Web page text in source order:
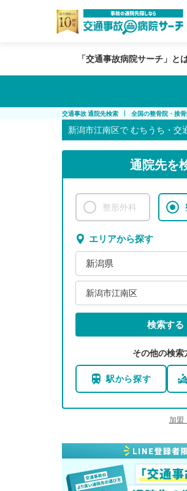
「交通事故病院サーチ」と
交通事故 通院先検索 全国の整骨院・接
新潟市江南区で むちうち・交
通院先を
整形外科
エリアから探す
新潟県
新潟市江南区
検索する
その他の検索
駅から探す
加盟